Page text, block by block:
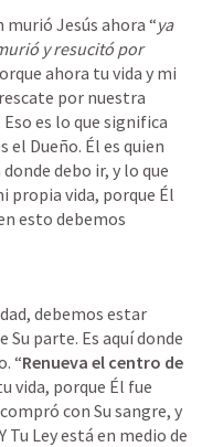
Jesús ahora “ya
y resucitó por
ahora tu vida y mi
por nuestra
es lo que significa
el Dueño. Él es quien
debo ir, y lo que
propia vida, porque Él
esto debemos
debemos estar
parte. Es aquí donde
“Renueva el centro de
vida, porque Él fue
con Su sangre, y
Tu Ley está en medio de